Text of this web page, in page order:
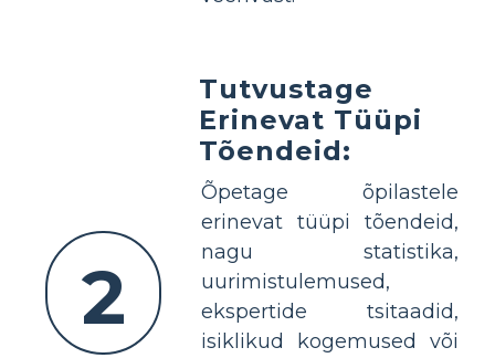
2
Tutvustage
Erinevat Tüüpi
Tõendeid:
Õpetage õpilastele
erinevat tüüpi tõendeid,
nagu statistika,
uurimistulemused,
ekspertide tsitaadid,
isiklikud kogemused või